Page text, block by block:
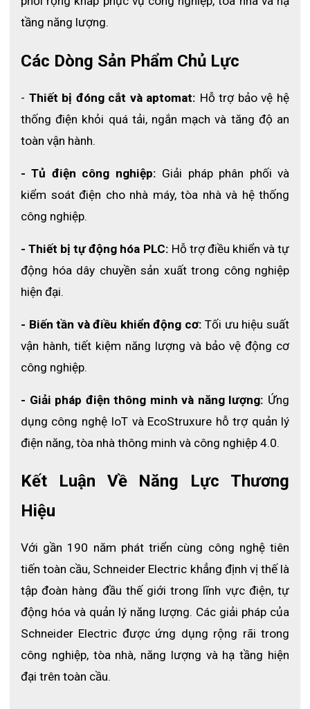
tải tăng dòng ở trạng thái khởi động. Một chiếc CB
phù hợp là có số ampe không quá cao so với kết
Khi lắp đặt, các chi tiết ốc vít phải được bắt vít chắc
toàn. Đầu line – in phải ở phía trên và đầu load phải
ở phía dưới. Dây nguồn gắn vào cọc line-in, đầu ra
phụ tải gắn vào cọc load.
Tham khảo thêm bảng thống kê ở bên để lựa chọn
Dấu hiệu nhận biết đóng, ngắt mạch
Cuối cúng chúng tôi xin hướng dẫn thêm cho khách
khi sử dụng MCB Easy9.
tầng năng lượng.
Các Dòng Sản Phẩm Chủ Lực
- Thiết bị đóng cắt và aptomat: Hỗ trợ bảo vệ hệ
thống điện khỏi quá tải, ngắn mạch và tăng độ an
toàn vận hành.
- Tủ điện công nghiệp: Giải pháp phân phối và
kiểm soát điện cho nhà máy, tòa nhà và hệ thống
công nghiệp.
- Thiết bị tự động hóa PLC: Hỗ trợ điều khiển và tự
động hóa dây chuyền sản xuất trong công nghiệp
hiện đại.
- Biến tần và điều khiển động cơ: Tối ưu hiệu suất
vận hành, tiết kiệm năng lượng và bảo vệ động cơ
công nghiệp.
- Giải pháp điện thông minh và năng lượng: Ứng
dụng công nghệ IoT và EcoStruxure hỗ trợ quản lý
điện năng, tòa nhà thông minh và công nghiệp 4.0.
Kết Luận Về Năng Lực Thương
Hiệu
Với gần 190 năm phát triển cùng công nghệ tiên
tiến toàn cầu, Schneider Electric khẳng định vị thế là
tập đoàn hàng đầu thế giới trong lĩnh vực điện, tự
động hóa và quản lý năng lượng. Các giải pháp của
Schneider Electric được ứng dụng rộng rãi trong
công nghiệp, tòa nhà, năng lượng và hạ tầng hiện
đại trên toàn cầu.